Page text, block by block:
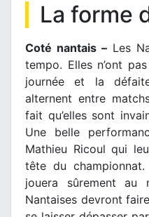
La forme
Coté nantais – Les
tempo. Elles n’ont
journée et la
alternent entre
fait qu’elles sont
Une belle
Mathieu Ricoul qui
tête du
jouera sûrement
Nantaises devront